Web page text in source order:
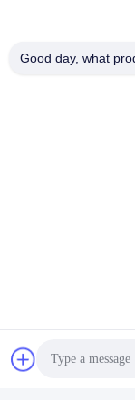
MCREAT
CO.,LTD
Good day, what